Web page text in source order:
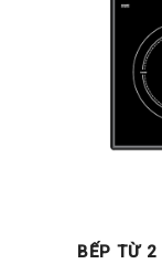
BẾP TỪ